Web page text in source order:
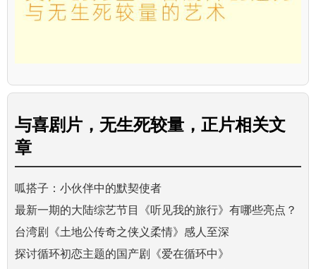
与喜剧片，无生死较量，正片相关文
章
呱搭子：小伙伴中的默契使者
最新一期的大陆综艺节目《听见我的旅行》有哪些亮点？
台湾剧《土地公传奇之侠义柔情》感人至深
探讨循环初恋主题的国产剧《爱在循环中》